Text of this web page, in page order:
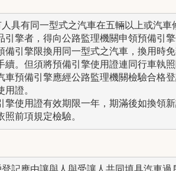
具有同一型式之汽車在五輛以上或汽車
引擎者，得向公路監理機關申領預備引
備引擎限換用同一型式之汽車，換用時
續。但須將預備引擎使用證連同行車執
車預備引擎應經公路監理機關檢驗合格
證。
擎使用證有效期限一年，期滿後如換領